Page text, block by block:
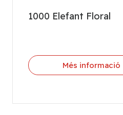
1000 Elefant Floral
Més informació